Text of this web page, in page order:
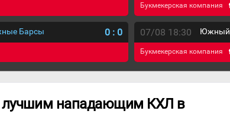
Букмекерская компания
Барсы 0 : 0 07/08 18:30 Южный
Букмекерская компания
лучшим нападающим КХЛ в